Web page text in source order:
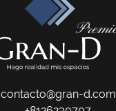
contacto@gran-d.com